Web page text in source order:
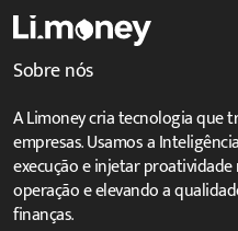
Sobre nós
A Limoney cria tecnologia que
empresas. Usamos a
execução e injetar
operação e elevando a
finanças.